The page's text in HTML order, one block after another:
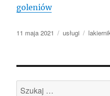
goleniów
Data
11 maja 2021 Kategorie
usługi Tagi
Szukaj: